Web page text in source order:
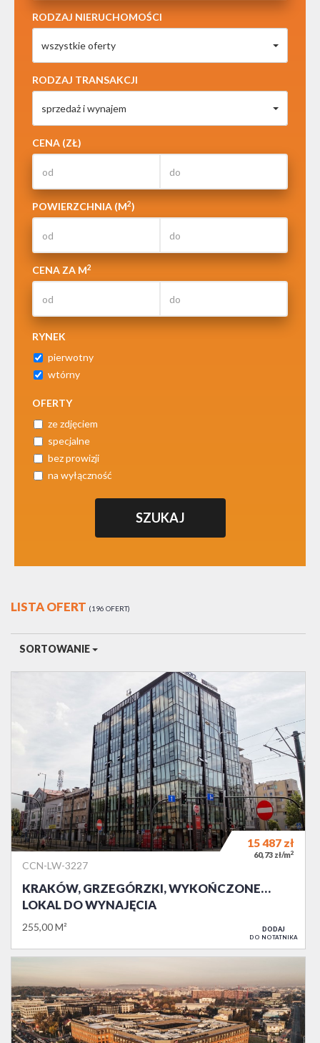
RODZAJ NIERUCHOMOŚCI
wszystkie oferty
RODZAJ TRANSAKCJI
sprzedaż i wynajem
CENA (ZŁ)
POWIERZCHNIA (M2)
CENA ZA M2
RYNEK
pierwotny
wtórny
OFERTY
ze zdjęciem
specjalne
bez prowizji
na wyłączność
LISTA OFERT 196 OFERT
SORTOWANIE
CCN-LW-3227
KRAKÓW, GRZEGÓRZKI, WYKOŃCZONE…
LOKAL DO WYNAJĘCIA
255,00 M²
15 487 zł
60,73 zł/m2
DODAJ
DO NOTATNIKA